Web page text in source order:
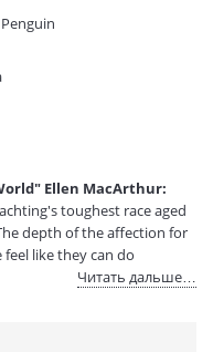
Ellen MacArthur:
toughest race aged
depth of the affection for
like they can do
Читать дальше…